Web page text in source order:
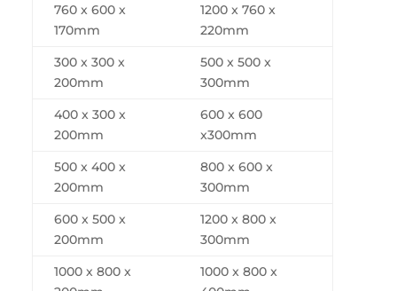
760 x 600 x
170mm
1200 x 760 x
220mm
300 x 300 x
200mm
500 x 500 x
300mm
400 x 300 x
200mm
600 x 600
x300mm
500 x 400 x
200mm
800 x 600 x
300mm
600 x 500 x
200mm
1200 x 800 x
300mm
1000 x 800 x
1000 x 800 x